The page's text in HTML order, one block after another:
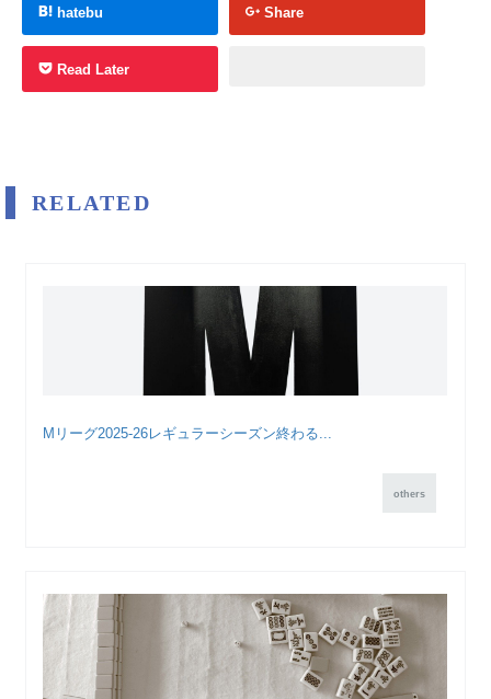
hatebu Share
Read Later
RELATED
Mリーグ2025-26レギュラーシーズン終わる...
others